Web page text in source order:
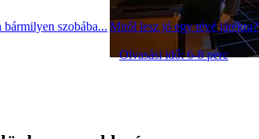
szobába... Mitől lesz jó egy tévé játékra?
Olvasási idő: 6-8 perc